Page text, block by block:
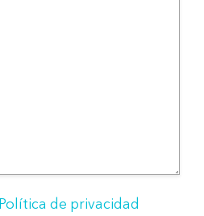
Política de privacidad